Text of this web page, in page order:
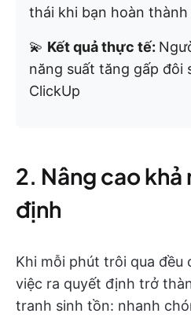
thái khi bạn hoàn thành
💫 Kết quả thực tế:
năng suất tăng gấp đôi
ClickUp
2. Nâng cao
định
Khi mỗi phút trôi qua đều
việc ra quyết định trở
tranh sinh tồn: nhanh